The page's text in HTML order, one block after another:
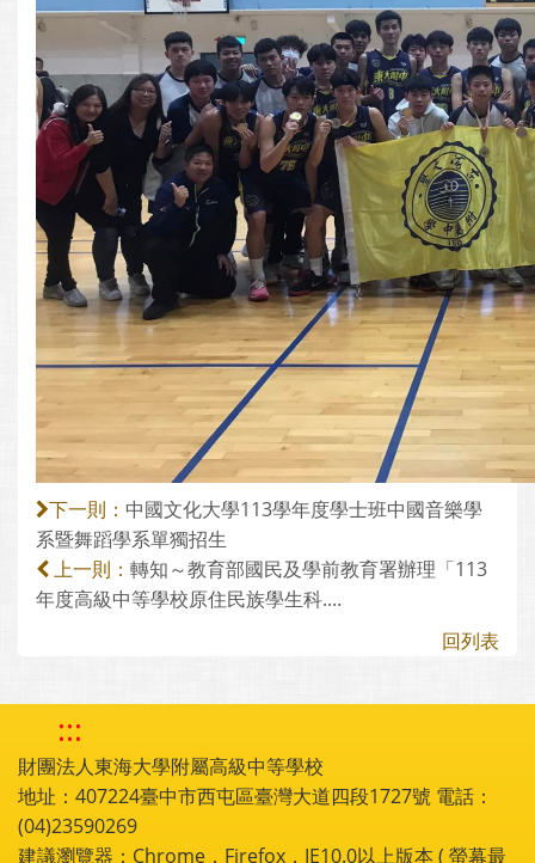
下一則： 中國文化大學113學年度學士班中國音樂學
系暨舞蹈學系單獨招生
上一則： 轉知～教育部國民及學前教育署辦理「113
年度高級中等學校原住民族學生科....
回列表
:::
財團法人東海大學附屬高級中等學校
地址：407224臺中市西屯區臺灣大道四段1727號 電話：
(04)23590269
建議瀏覽器：Chrome，Firefox，IE10.0以上版本 ( 螢幕最